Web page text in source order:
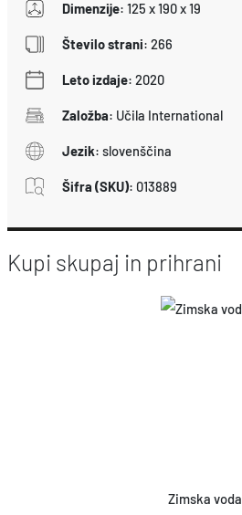
Dimenzije: 125 x 190 x 19
Število strani: 266
Leto izdaje: 2020
Založba: Učila International
Jezik: slovenščina
Šifra (SKU): 013889
Kupi skupaj in prihrani
Zimska voda